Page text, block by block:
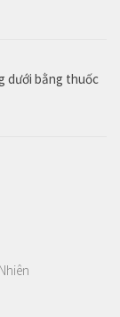
dưới bằng thuốc